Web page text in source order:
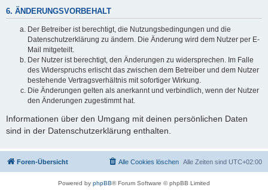
6. ÄNDERUNGSVORBEHALT
Der Betreiber ist berechtigt, die Nutzungsbedingungen und die
Datenschutzerklärung zu ändern. Die Änderung wird dem Nutzer per E-
Mail mitgeteilt.
Der Nutzer ist berechtigt, den Änderungen zu widersprechen. Im Falle
des Widerspruchs erlischt das zwischen dem Betreiber und dem Nutzer
bestehende Vertragsverhältnis mit sofortiger Wirkung.
Die Änderungen gelten als anerkannt und verbindlich, wenn der Nutzer
den Änderungen zugestimmt hat.
Informationen über den Umgang mit deinen persönlichen Daten
sind in der Datenschutzerklärung enthalten.
Foren-Übersicht Alle Zeiten sind UTC+02:00
Alle Cookies löschen
Powered by phpBB® Forum Software © phpBB Limited